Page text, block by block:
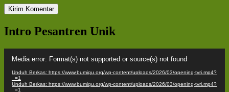
Intro Pesantren Unik
Video
Media error: Format(s) not supported or source(s) not found
Unduh Berkas: https://www.bumiqu.org/wp-content/uploads/2026/03/opening-tvri.mp4?
_=1
Unduh Berkas: https://www.bumiqu.org/wp-content/uploads/2026/03/opening-tvri.mp4?
_=1